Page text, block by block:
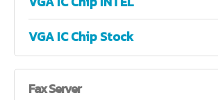
VGA IC Chip Stock
FaxServer